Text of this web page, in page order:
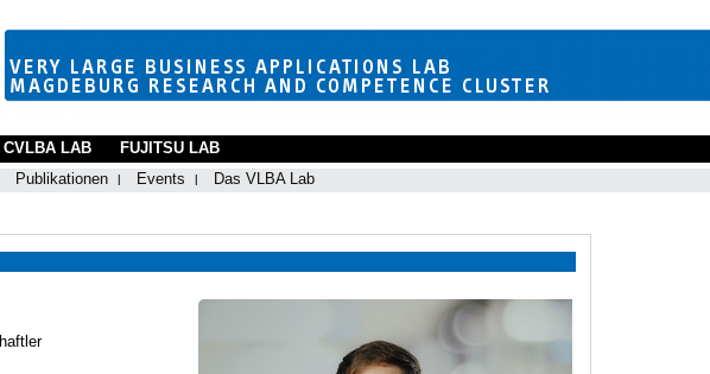
Publikationen Events Das VLBA Lab
CVLBA LAB FUJITSU LAB